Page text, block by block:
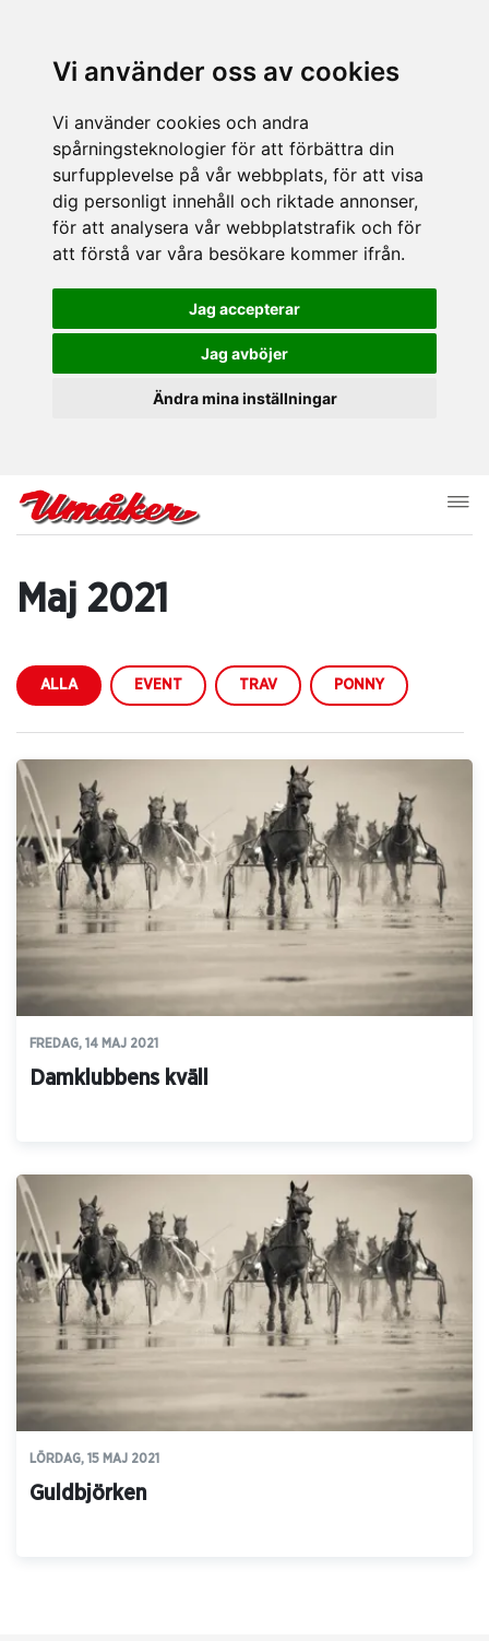
Vi använder oss av cookies
Vi använder cookies och andra
spårningsteknologier för att förbättra din
surfupplevelse på vår webbplats, för att visa
dig personligt innehåll och riktade annonser,
för att analysera vår webbplatstrafik och för
att förstå var våra besökare kommer ifrån.
Jag accepterar
Jag avböjer
Ändra mina inställningar
Maj 2021
ALLA EVENT TRAV PONNY
FREDAG, 14 MAJ 2021
Damklubbens kväll
LÖRDAG, 15 MAJ 2021
Guldbjörken